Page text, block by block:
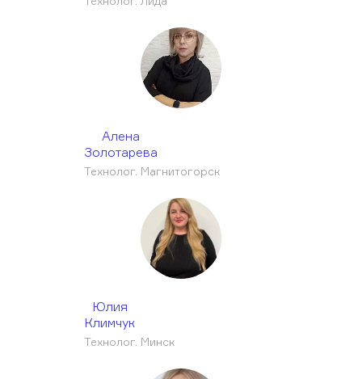
Алена
Золотарева
Технолог. Магнитогорск
Юлия
Климчук
Технолог. Минск